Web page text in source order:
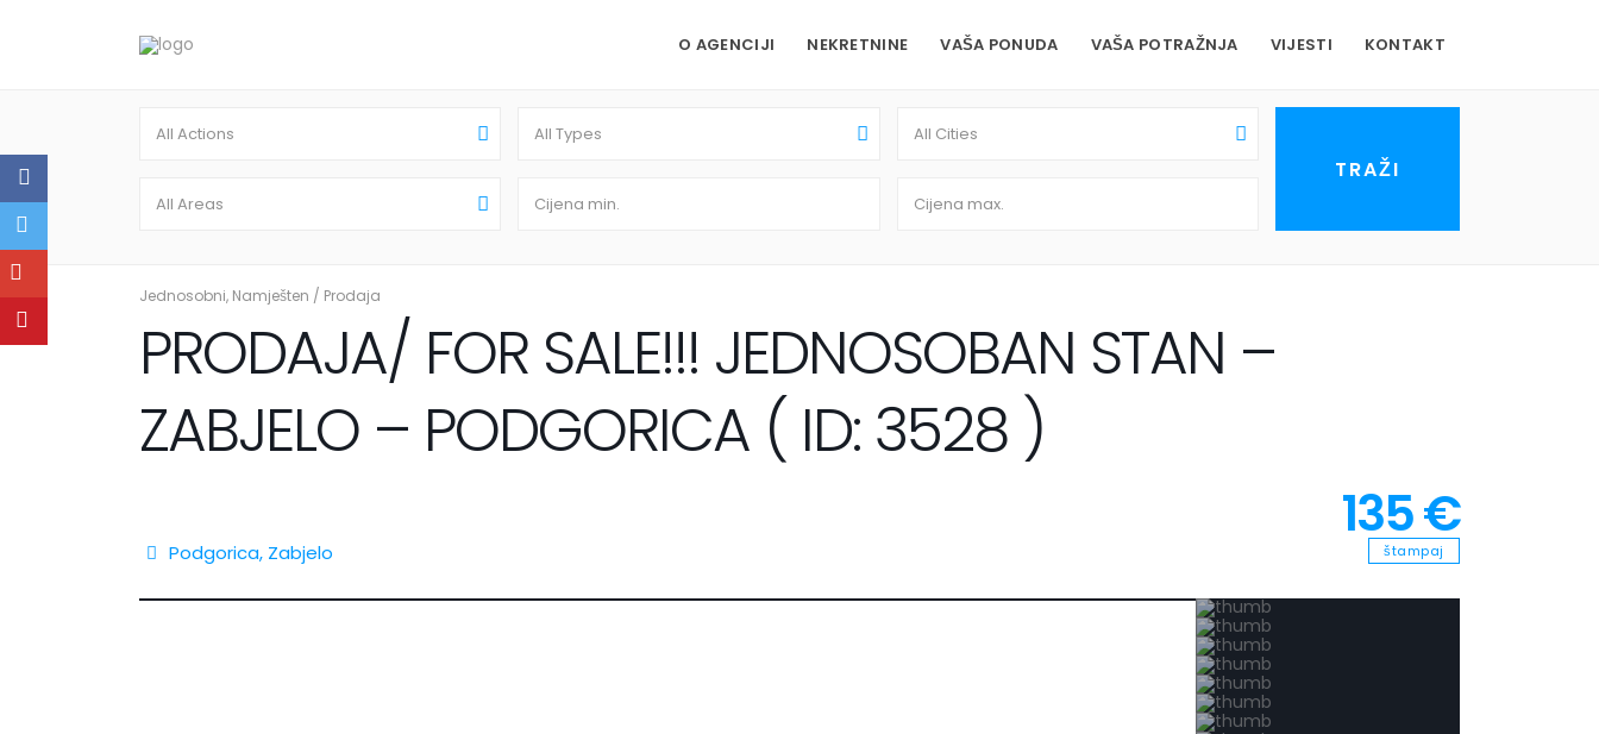
O AGENCIJI NEKRETNINE VAŠA PONUDA VAŠA POTRAŽNJA VIJESTI KONTAKT
All Actions All Types All Cities
All Areas
Jednosobni, Namješten / Prodaja
PRODAJA/ FOR SALE!!! JEDNOSOBAN STAN –
ZABJELO – PODGORICA ( ID: 3528 )
135 €
Podgorica, Zabjelo štampaj